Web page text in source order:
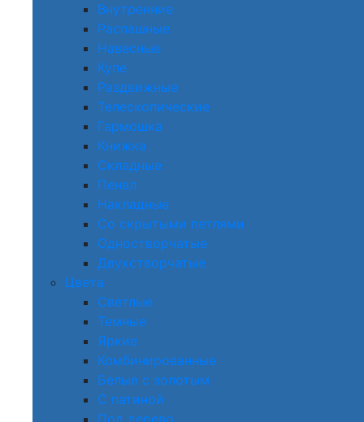
Внутренние
Распашные
Навесные
Купе
Раздвижные
Телескопические
Гармошка
Книжка
Складные
Пенал
Накладные
Со скрытыми петлями
Одностворчатые
Двухстворчатые
Цвета
Светлые
Темные
Яркие
Комбинированные
Белые с золотым
С патиной
Под дерево